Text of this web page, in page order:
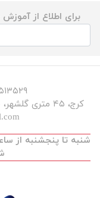
برای اطلاع از
کرج، ۴۵ متری گلشهر، خیابان کوکب شرقی، عکس و فیلم مکث